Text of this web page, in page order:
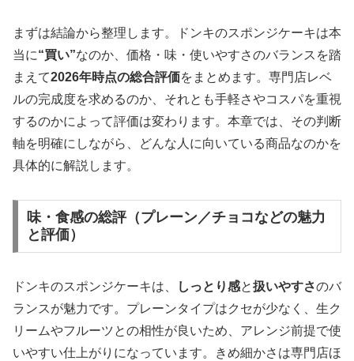
まずは結論から整理します。ドンキのスポンジケーキは本
当に“買い”なのか、価格・味・使いやすさのバランスを踏
まえて2026年時点の総合評価をまとめます。専門店レベ
ルの完成度を求めるのか、それとも手軽さやコスパを重視
するのかによって評価は変わります。本章では、その判断
軸を明確にしながら、どんな人に向いている商品なのかを
具体的に解説します。
味・食感の総評（プレーン／チョコなどの魅力
と評価）
ドンキのスポンジケーキは、 しっとり感と扱いやすさのバ
ランスが魅力です。プレーンタイプはクセが少なく、生ク
リームやフルーツとの相性が良いため、アレンジ前提で使
いやすい仕上がりになっています。きめ細かさは専門店ほ